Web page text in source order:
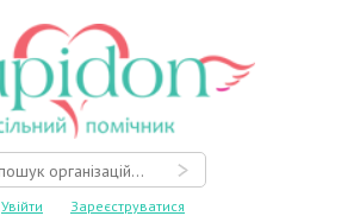
Увійти Зареєструватися